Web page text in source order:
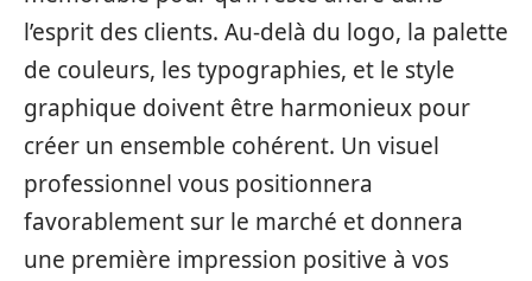
l’esprit des clients. Au-delà du logo, la palette
de couleurs, les typographies, et le style
graphique doivent être harmonieux pour
créer un ensemble cohérent. Un visuel
professionnel vous positionnera
favorablement sur le marché et donnera
une première impression positive à vos